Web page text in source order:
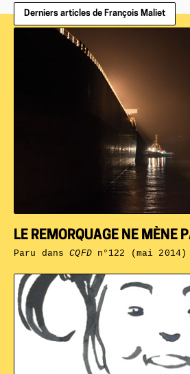
Derniers articles de François Maliet
LE REMORQUAGE NE MÈNE
Paru dansCQFDn°122 (mai 2014)